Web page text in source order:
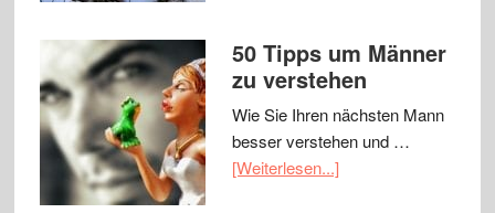
50 Tipps um Männer
zu verstehen
Wie Sie Ihren nächsten Mann
besser verstehen und …
[Weiterlesen...]